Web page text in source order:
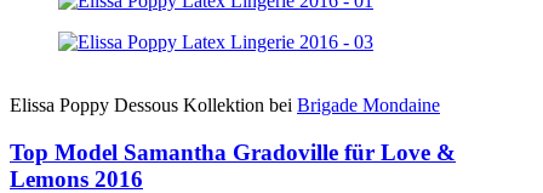
Elissa Poppy Dessous Kollektion bei Brigade Mondaine
Top Model Samantha Gradoville für Love &
Lemons 2016